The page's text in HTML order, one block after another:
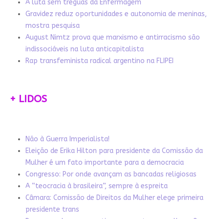
A luta sem tréguas da Enfermagem
Gravidez reduz oportunidades e autonomia de meninas,
mostra pesquisa
August Nimtz prova que marxismo e antirracismo são
indissociáveis na luta anticapitalista
Rap transfeminista radical argentino na FLIPEI
+ LIDOS
Não à Guerra Imperialista!
Eleição de Erika Hilton para presidente da Comissão da
Mulher é um fato importante para a democracia
Congresso: Por onde avançam as bancadas religiosas
A “teocracia à brasileira”, sempre à espreita
Câmara: Comissão de Direitos da Mulher elege primeira
presidente trans